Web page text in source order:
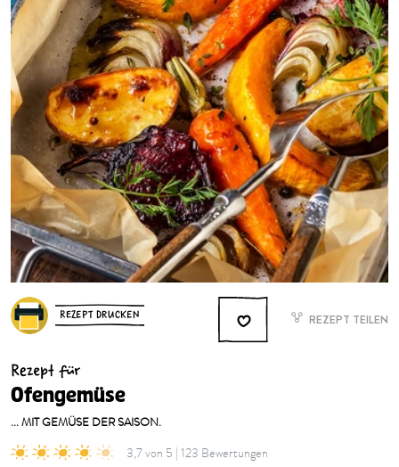
REZEPT DRUCKEN REZEPT TEILEN
Rezept für
Ofengemüse
... MIT GEMÜSE DER SAISON.
3,7 von 5 | 123 Bewertungen